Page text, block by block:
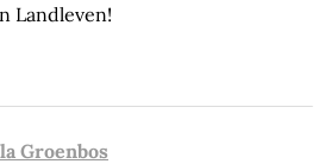
Landleven!
Groenbos